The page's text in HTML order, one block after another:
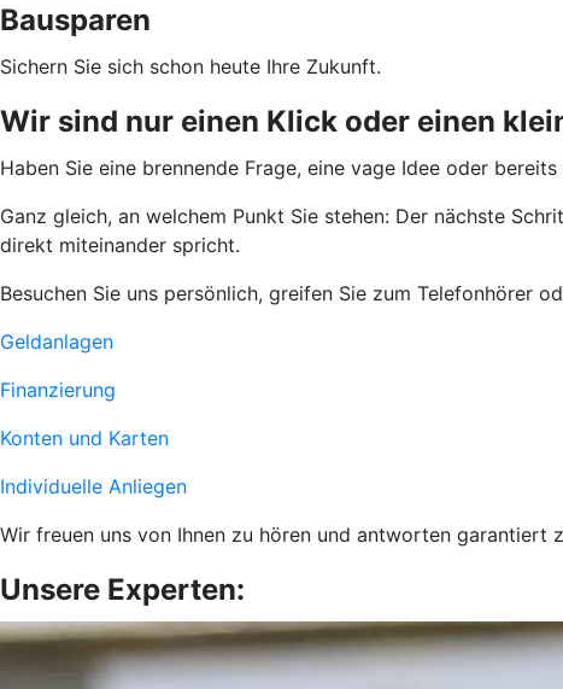
Bausparen
Sichern Sie sich schon heute Ihre Zukunft.
Wir sind nur einen Klick oder einen
Haben Sie eine brennende Frage, eine vage Idee oder
Ganz gleich, an welchem Punkt Sie stehen: Der nächste
direkt miteinander spricht.
Besuchen Sie uns persönlich, greifen Sie zum Telefonhörer
Geldanlagen
Finanzierung
Konten und Karten
Individuelle Anliegen
Wir freuen uns von Ihnen zu hören und antworten garantiert
Unsere Experten: